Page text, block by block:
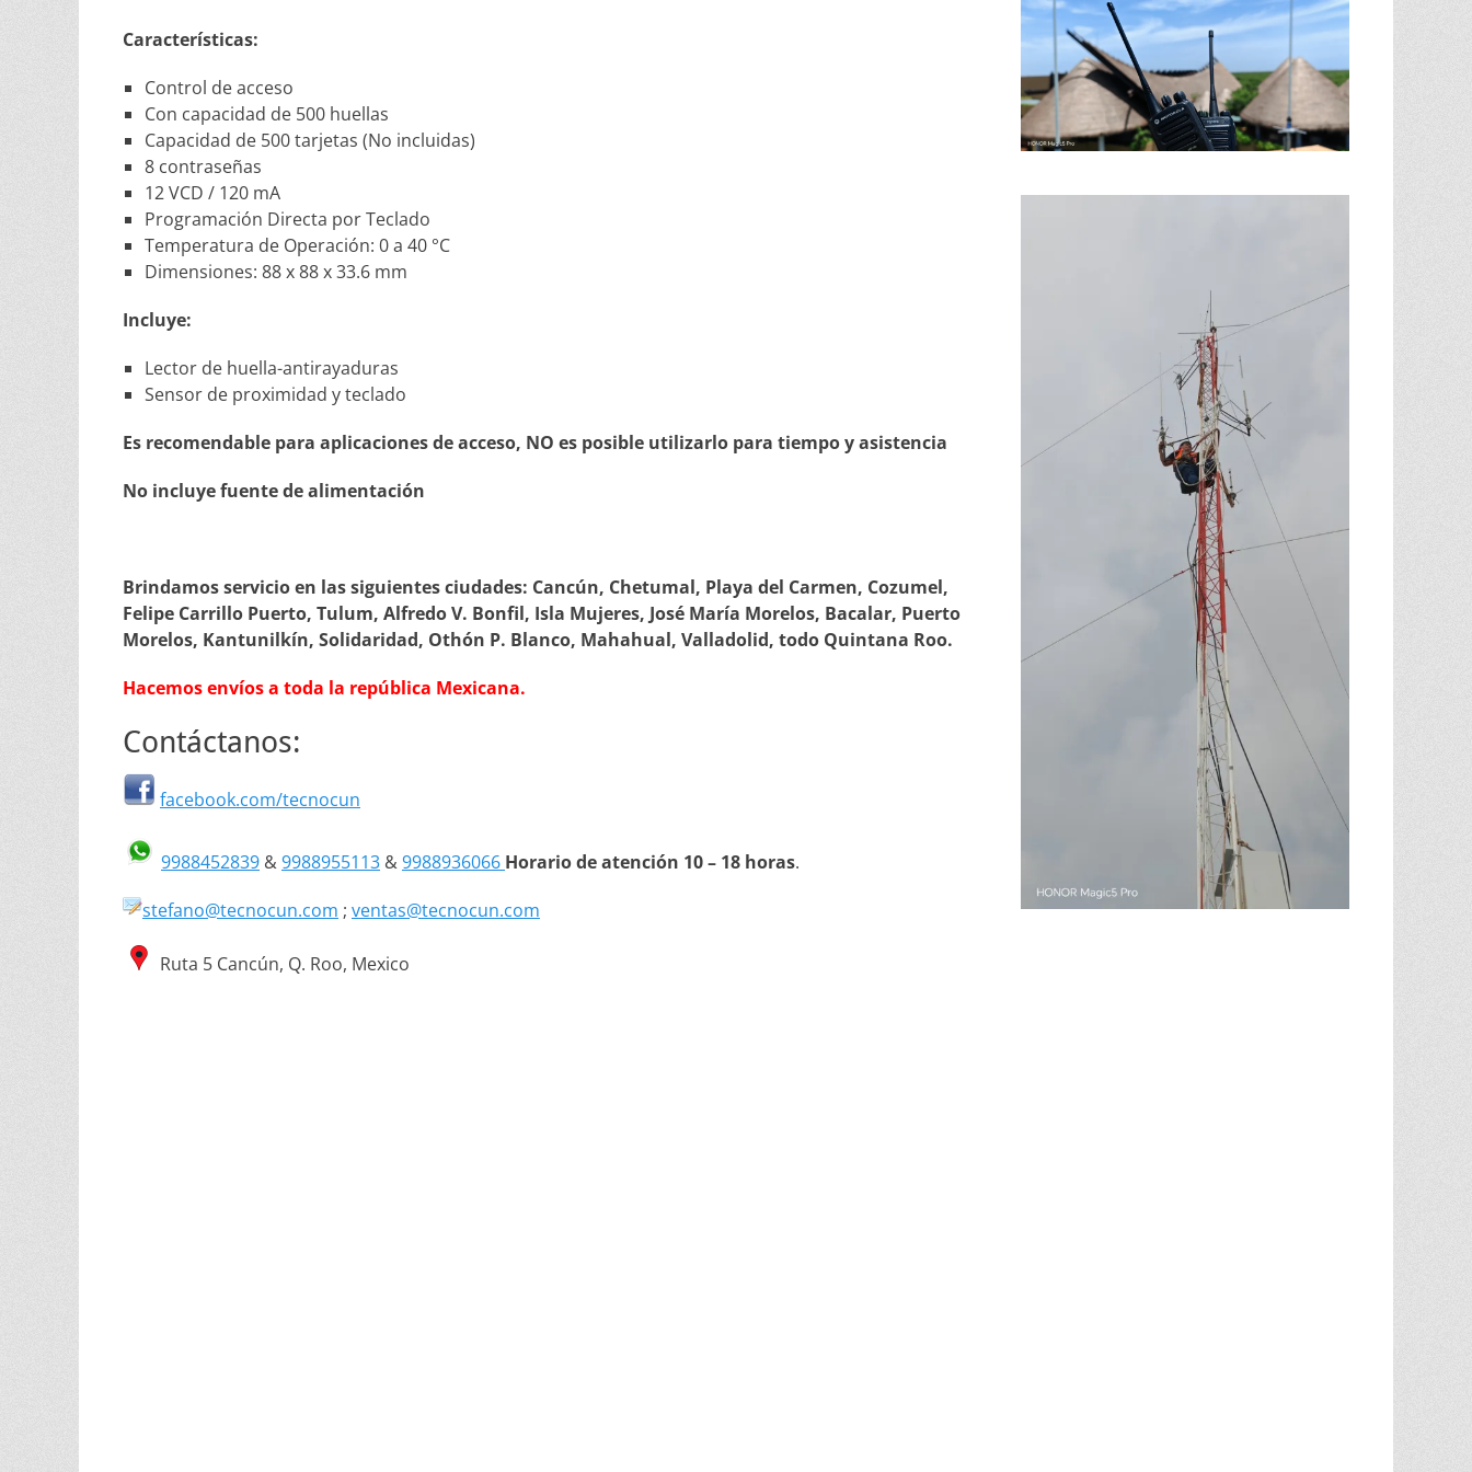
Características:
Control de acceso
Con capacidad de 500 huellas
Capacidad de 500 tarjetas (No incluidas)
8 contraseñas
12 VCD / 120 mA
Programación Directa por Teclado
Temperatura de Operación: 0 a 40 °C
Dimensiones: 88 x 88 x 33.6 mm
Incluye:
Lector de huella-antirayaduras
Sensor de proximidad y teclado
Es recomendable para aplicaciones de acceso, NO es posible utilizarlo para tiempo y asistencia
No incluye fuente de alimentación
Brindamos servicio en las siguientes ciudades: Cancún, Chetumal, Playa del Carmen, Cozumel,
Felipe Carrillo Puerto, Tulum, Alfredo V. Bonfil, Isla Mujeres, José María Morelos, Bacalar, Puerto
Morelos, Kantunilkín, Solidaridad, Othón P. Blanco, Mahahual, Valladolid, todo Quintana Roo.
Hacemos envíos a toda la república Mexicana.
Contáctanos:
facebook.com/tecnocun
9988452839 &9988955113 &9988936066 Horario de atención 10 – 18 horas.
stefano@tecnocun.com ; ventas@tecnocun.com
Ruta 5 Cancún, Q. Roo, Mexico